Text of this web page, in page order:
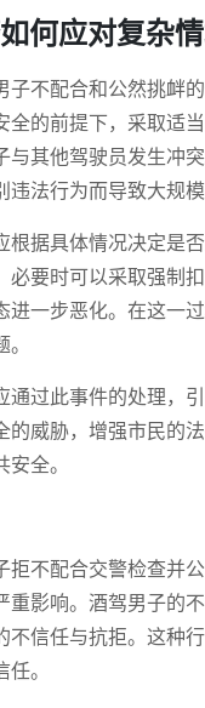
何应对复杂
子不配合和公然挑衅
全的前提下，采取适
与其他驾驶员发生冲
违法行为而导致大规模
根据具体情况决定是
必要时可以采取强制
进一步恶化。在这一
通过此事件的处理，
的威胁，增强市民的
全。
拒不配合交警检查并
重影响。酒驾男子的
不信任与抗拒。这种
。